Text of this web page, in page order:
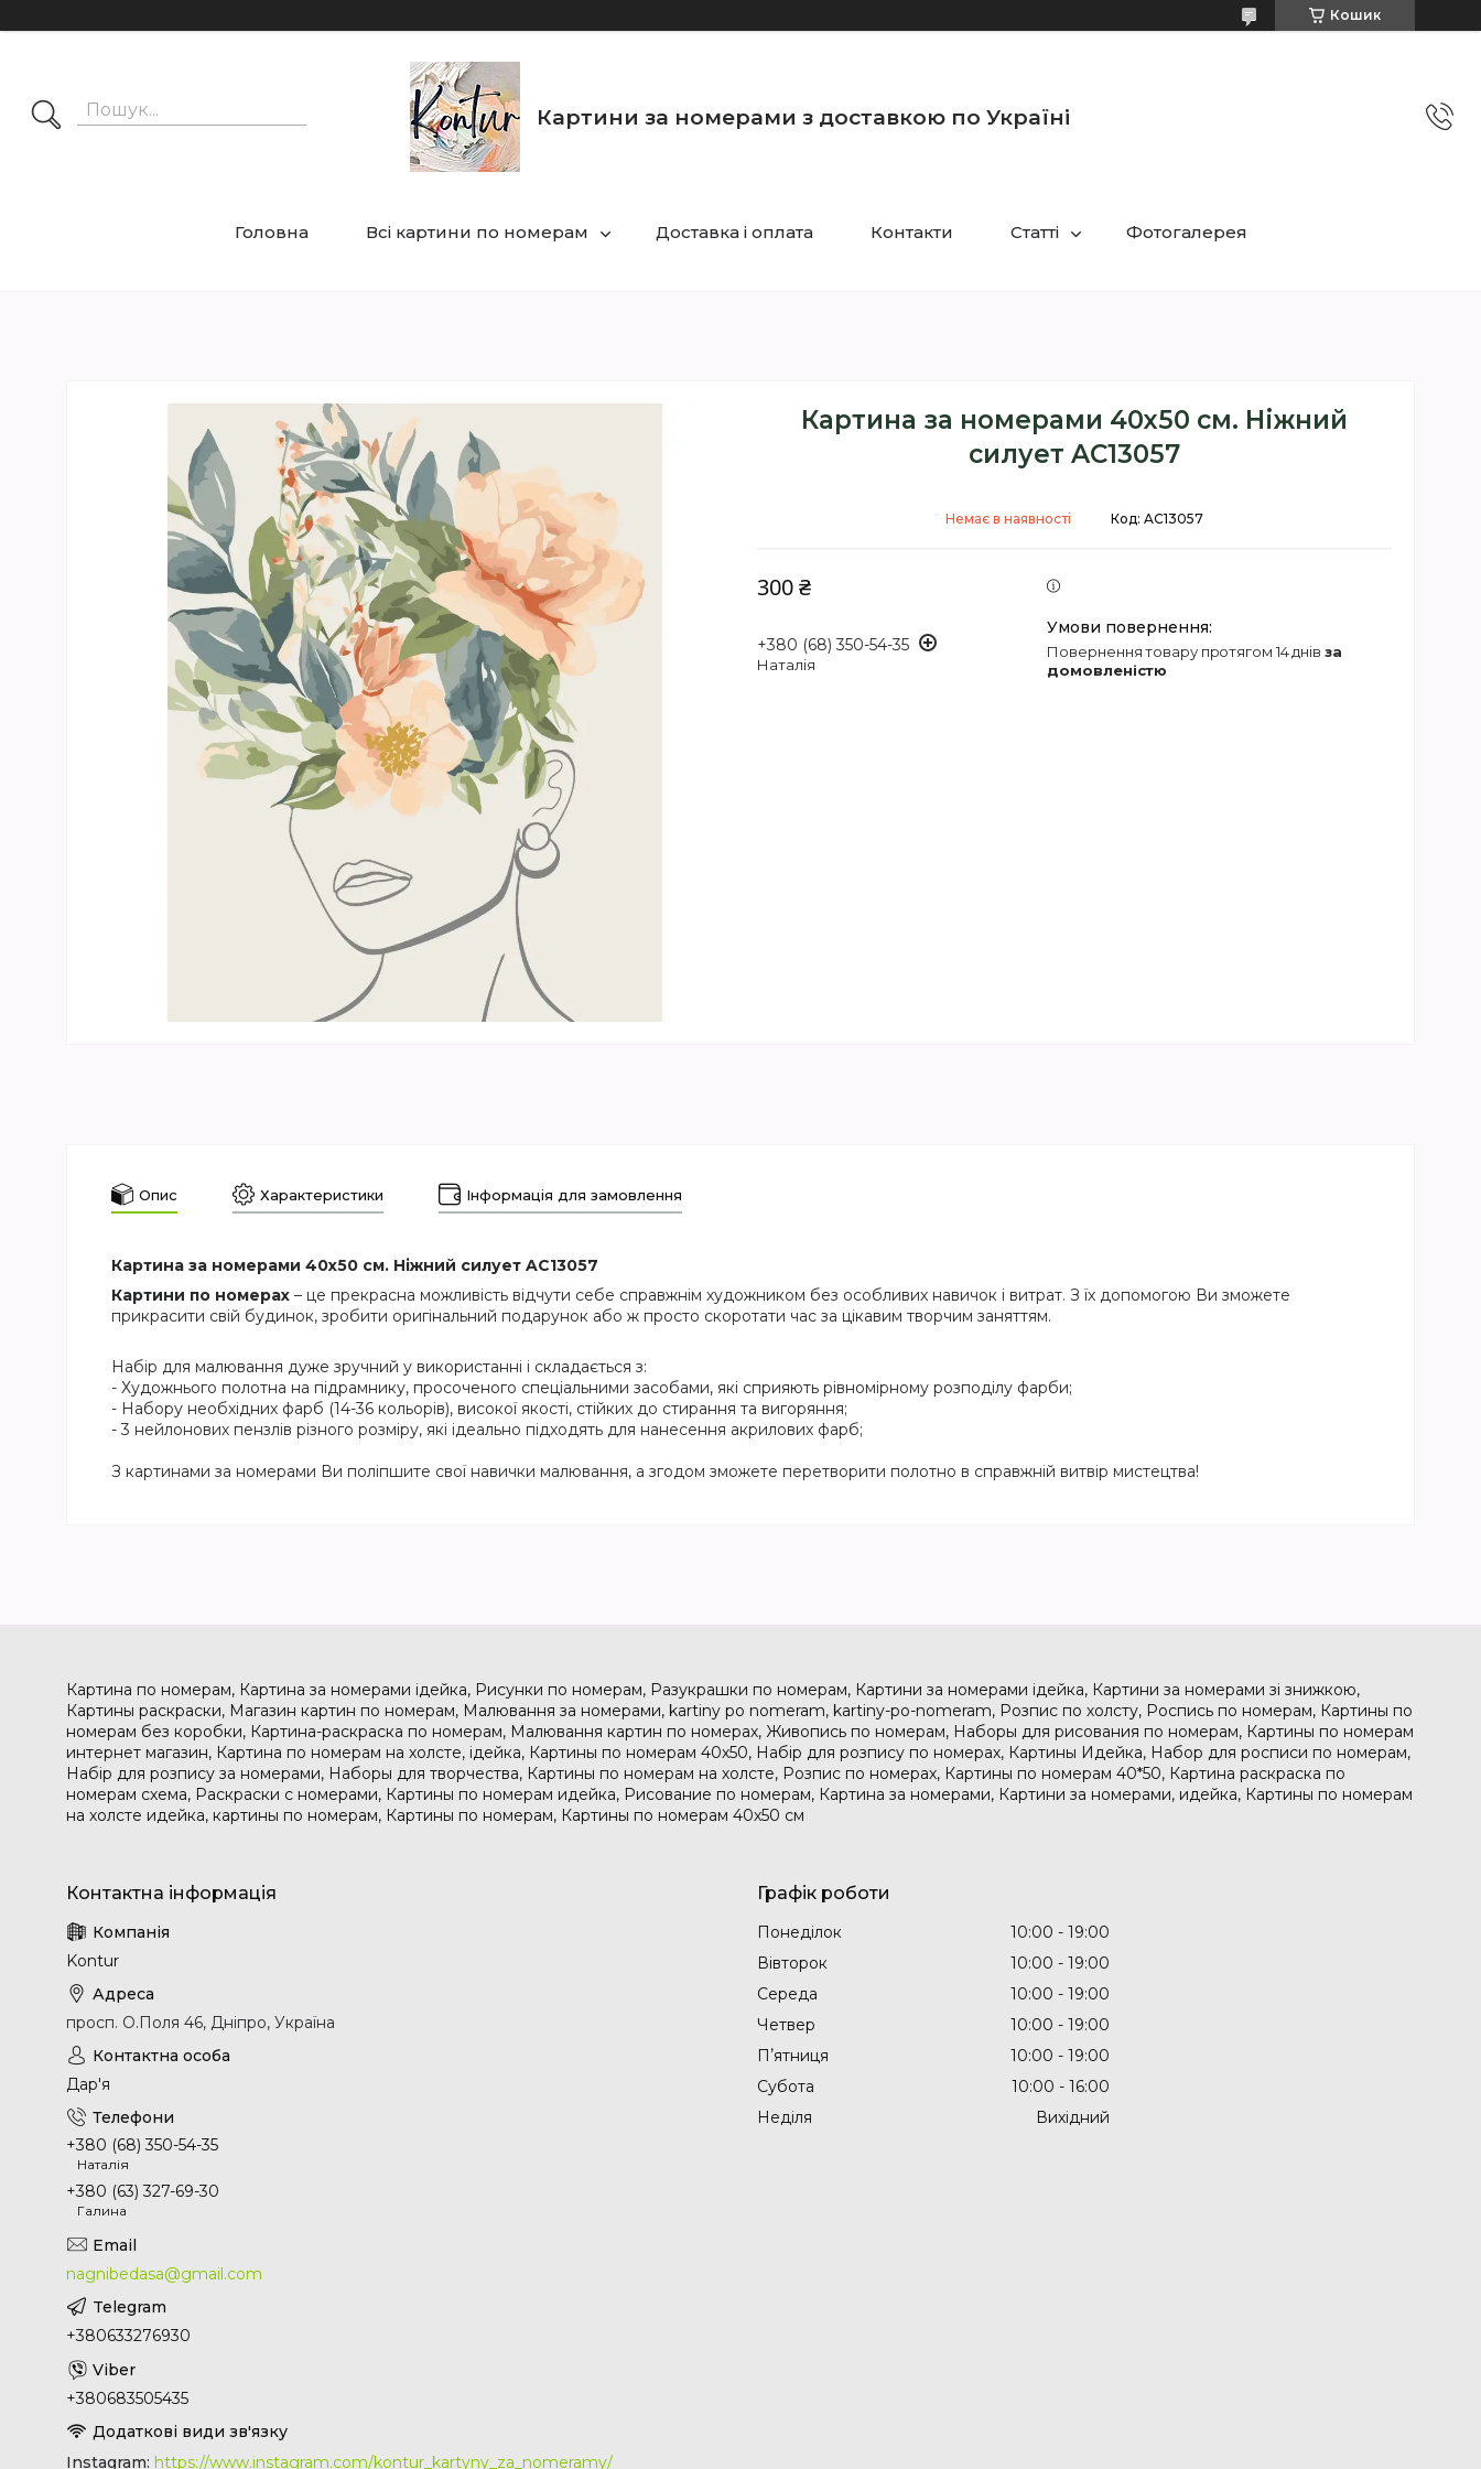
Кошик
Картини за номерами з доставкою по Україні
Головна Всі картини по номерам Доставка і оплата Контакти Статті Фотогалерея
Картина за номерами 40х50 см. Ніжний
силует AC13057
Немає в наявності Код: AC13057
300 ₴
+380 (68) 350-54-35
Наталія
повернення товару протягом 14 днів за
домовленістю
Опис Характеристики Інформація для замовлення
Картина за номерами 40х50 см. Ніжний силует AC13057
Картини по номерах – це прекрасна можливість відчути себе справжнім художником без особливих навичок і витрат. З їх допомогою Ви зможете
прикрасити свій будинок, зробити оригінальний подарунок або ж просто скоротати час за цікавим творчим заняттям.
Набір для малювання дуже зручний у використанні і складається з:
- Художнього полотна на підрамнику, просоченого спеціальними засобами, які сприяють рівномірному розподілу фарби;
- Набору необхідних фарб (14-36 кольорів), високої якості, стійких до стирання та вигоряння;
- 3 нейлонових пензлів різного розміру, які ідеально підходять для нанесення акрилових фарб;
З картинами за номерами Ви поліпшите свої навички малювання, а згодом зможете перетворити полотно в справжній витвір мистецтва!
Картина по номерам, Картина за номерами ідейка, Рисунки по номерам, Разукрашки по номерам, Картини за номерами ідейка, Картини за номерами зі знижкою,
Картины раскраски, Магазин картин по номерам, Малювання за номерами, kartiny po nomeram, kartiny-po-nomeram, Розпис по холсту, Роспись по номерам, Картины по
номерам без коробки, Картина-раскраска по номерам, Малювання картин по номерах, Живопись по номерам, Наборы для рисования по номерам, Картины по номерам
интернет магазин, Картина по номерам на холсте, ідейка, Картины по номерам 40х50, Набір для розпису по номерах, Картины Идейка, Набор для росписи по номерам,
Набір для розпису за номерами, Наборы для творчества, Картины по номерам на холсте, Розпис по номерах, Картины по номерам 40*50, Картина раскраска по
номерам схема, Раскраски с номерами, Картины по номерам идейка, Рисование по номерам, Картина за номерами, Картини за номерами, идейка, Картины по номерам
на холсте идейка, картины по номерам, Картины по номерам, Картины по номерам 40х50 см
Kontur
просп. О.Поля 46, Дніпро, Україна
Дар'я
+380 (68) 350-54-35
Наталія
+380 (63) 327-69-30
Галина
nagnibedasa@gmail.com
+380633276930
+380683505435
Instagram https://www.instagram.com/kontur_kartyny_za_nomeramy/
Графік роботи
Понеділок 10:00
19:00
Вівторок
10:00
19:00
Середа
10:00
19:00
Четвер
10:00
19:00
Пʼятниця
10:00
19:00
Субота
10:00
16:00
Неділя
Вихідний